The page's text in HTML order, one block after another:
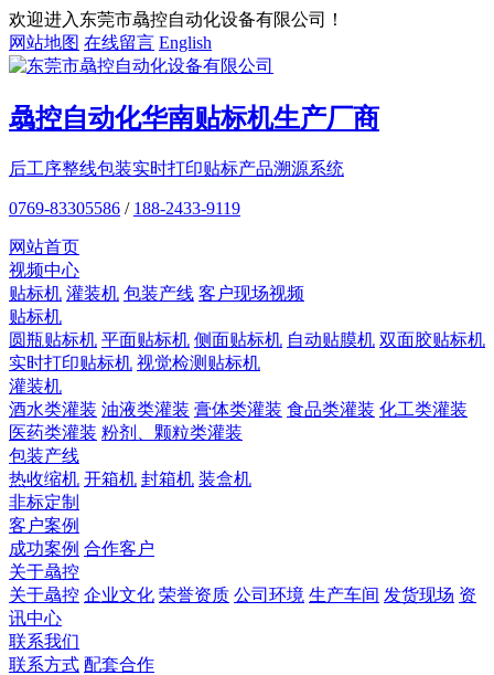
欢迎进入东莞市骉控自动化设备有限公司！
网站地图 在线留言 English
骉控自动化华南贴标机生产厂商
后工序整线包装实时打印贴标产品溯源系统
0769-83305586 / 188-2433-9119
网站首页
视频中心
贴标机 灌装机 包装产线 客户现场视频
贴标机
圆瓶贴标机 平面贴标机 侧面贴标机 自动贴膜机 双面胶贴标机
实时打印贴标机 视觉检测贴标机
灌装机
酒水类灌装 油液类灌装 膏体类灌装 食品类灌装 化工类灌装
医药类灌装 粉剂、颗粒类灌装
包装产线
热收缩机 开箱机 封箱机 装盒机
非标定制
客户案例
成功案例 合作客户
关于骉控
关于骉控 企业文化 荣誉资质 公司环境 生产车间 发货现场 资
讯中心
联系我们
联系方式 配套合作